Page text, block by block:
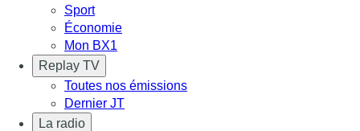
Sport
Économie
Mon BX1
Replay TV
Toutes nos émissions
Dernier JT
La radio